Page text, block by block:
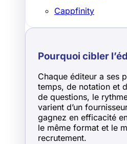
Cappfinity
Pourquoi cibler
Chaque éditeur a ses
temps, de notation et
de questions, le
varient d’un
gagnez en efficacité
le même format et le
recrutement.